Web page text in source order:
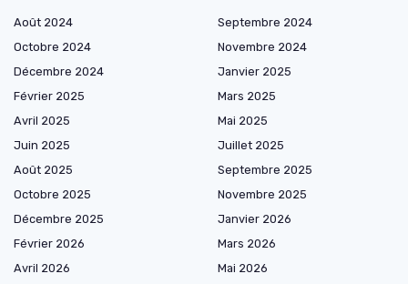
Août 2024
Septembre 2024
Octobre 2024
Novembre 2024
Décembre 2024
Janvier 2025
Février 2025
Mars 2025
Avril 2025
Mai 2025
Juin 2025
Juillet 2025
Août 2025
Septembre 2025
Octobre 2025
Novembre 2025
Décembre 2025
Janvier 2026
Février 2026
Mars 2026
Avril 2026
Mai 2026